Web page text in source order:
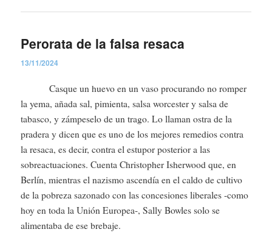
Perorata de la falsa resaca
13/11/2024
Casque un huevo en un vaso procurando no romper
la yema, añada sal, pimienta, salsa worcester y salsa de
tabasco, y zámpeselo de un trago. Lo llaman ostra de la
pradera y dicen que es uno de los mejores remedios contra
la resaca, es decir, contra el estupor posterior a las
sobreactuaciones. Cuenta Christopher Isherwood que, en
Berlín, mientras el nazismo ascendía en el caldo de cultivo
de la pobreza sazonado con las concesiones liberales -como
hoy en toda la Unión Europea-, Sally Bowles solo se
alimentaba de ese brebaje.